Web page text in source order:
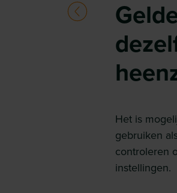
Het is
gebruiken
controleren
instellingen.